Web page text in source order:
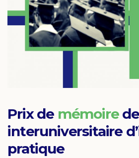
Prix de mémoire
interuniversitaire
pratique